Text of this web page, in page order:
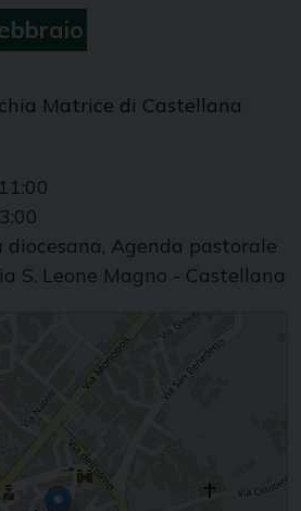
Matrice di Castellana
diocesana, Agenda pastorale
S. Leone Magno - Castellana